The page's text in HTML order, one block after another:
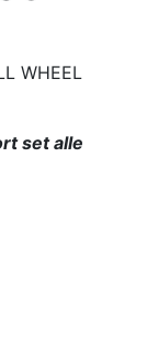
WHEEL
set alle